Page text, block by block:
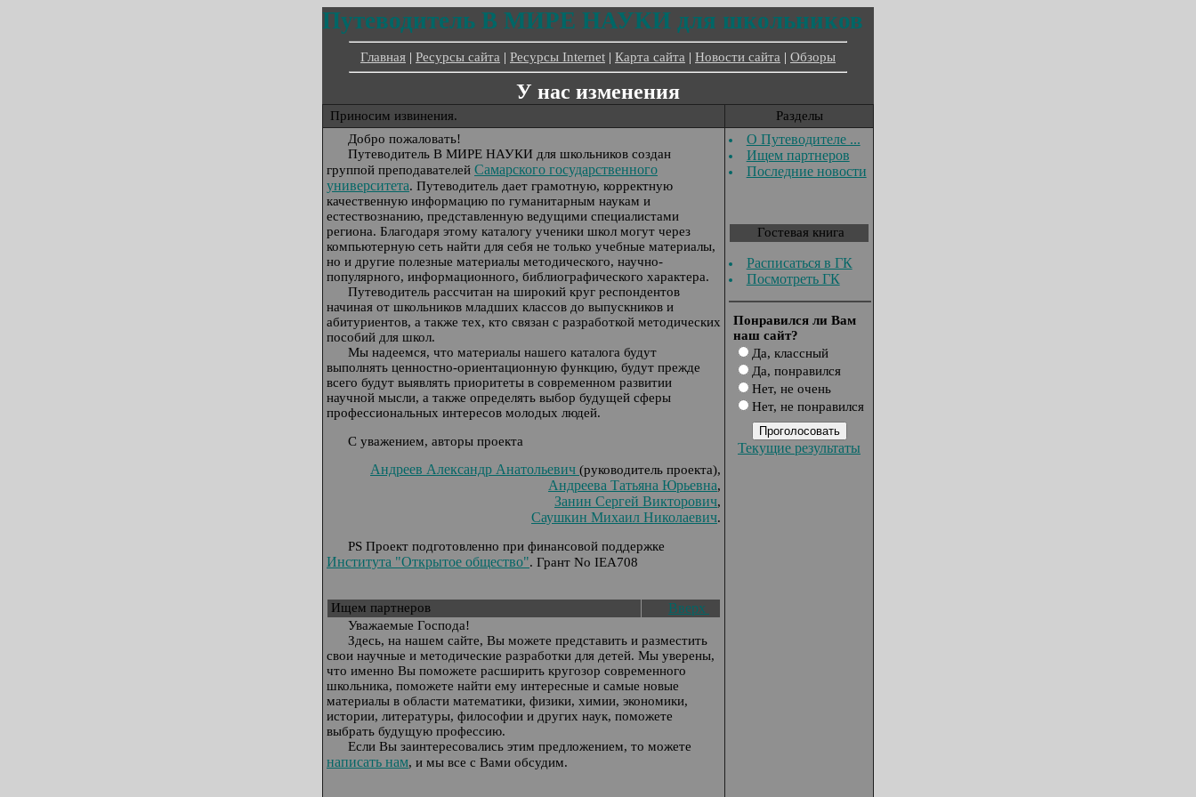
Путеводитель В МИРЕ НАУКИ для школьников
Главная | Ресурсы сайта | Ресурсы Internet | Карта сайта | Новости сайта | Обзоры
У нас изменения
Приносим извинения.
Разделы
Добро пожаловать!
Путеводитель В МИРЕ НАУКИ для школьников создан
группой преподавателей Самарского государственного
университета. Путеводитель дает грамотную, корректную
качественную информацию по гуманитарным наукам и
естествознанию, представленную ведущими специалистами
региона. Благодаря этому каталогу ученики школ могут через
компьютерную сеть найти для себя не только учебные материалы,
но и другие полезные материалы методического, научно-
популярного, информационного, библиографического характера.
Путеводитель рассчитан на широкий круг респондентов
начиная от школьников младших классов до выпускников и
абитуриентов, а также тех, кто связан с разработкой методических
пособий для школ.
Мы надеемся, что материалы нашего каталога будут
выполнять ценностно-ориентационную функцию, будут прежде
всего будут выявлять приоритеты в современном развитии
научной мысли, а также определять выбор будущей сферы
профессиональных интересов молодых людей.
С уважением, авторы проекта
Андреев Александр Анатольевич (руководитель проекта),
Андреева Татьяна Юрьевна,
Занин Сергей Викторович,
Саушкин Михаил Николаевич.
PS Проект подготовленно при финансовой поддержке
Института "Открытое общество". Грант No IEA708
Ищем партнеров Вверх
Уважаемые Господа!
Здесь, на нашем сайте, Вы можете представить и разместить
свои научные и методические разработки для детей. Мы уверены,
что именно Вы поможете расширить кругозор современного
школьника, поможете найти ему интересные и самые новые
материалы в области математики, физики, химии, экономики,
истории, литературы, философии и других наук, поможете
выбрать будущую профессию.
Если Вы заинтересовались этим предложением, то можете
написать нам, и мы все с Вами обсудим.
О Путеводителе ...
Ищем партнеров
Последние новости
Гостевая книга
Расписаться в ГК
Посмотреть ГК
Понравился ли Вам
наш сайт?
Да, классный
Да, понравился
Нет, не очень
Нет, не понравился
Текущие результаты